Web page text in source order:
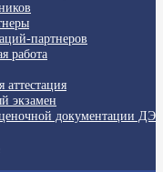
партнеров
работа
аттестация
экзамен
документации ДЭ